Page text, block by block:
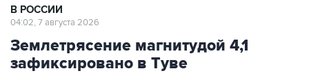
В РОССИИ
04:02, 7 августа 2026
Землетрясение магнитудой 4,1
зафиксировано в Туве